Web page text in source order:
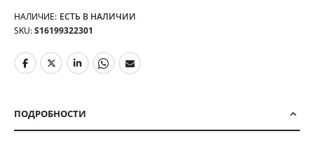
НАЛИЧИЕ: ЕСТЬ В НАЛИЧИИ
SKU S16199322301
ПОДРОБНОСТИ